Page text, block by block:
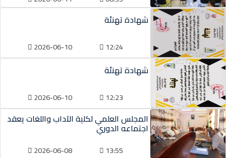
شهادة تهنئة
12:24
2026-06-10
شهادة تهنئة
12:23
2026-06-10
المجلس العلمي لكلية الآداب واللغات يعقد
اجتماعه الدوري
13:55
2026-06-08